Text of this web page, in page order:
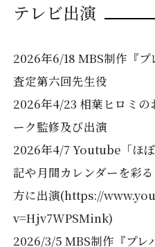
テレビ出演
2026年6/18 MBS制作『プ
査定第六回先生役
2026年4/23 相葉ヒロミの
ーク監修及び出演
2026年4/7 Youtube「ほ
記や月間カレンダーを彩
方に出演(https://
v=Hjv7WPSMink)
2026/3/5 MBS制作『プレ